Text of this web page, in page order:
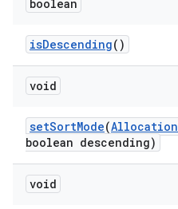
boolean
isDescending()
void
setSortMode(Allocation
boolean descending)
void